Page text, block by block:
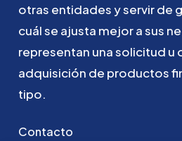
otras entidadesyservirde
cuálse ajusta mejorasus
representan unasolicitud u
adquisición de productos
tipo.
Contacto